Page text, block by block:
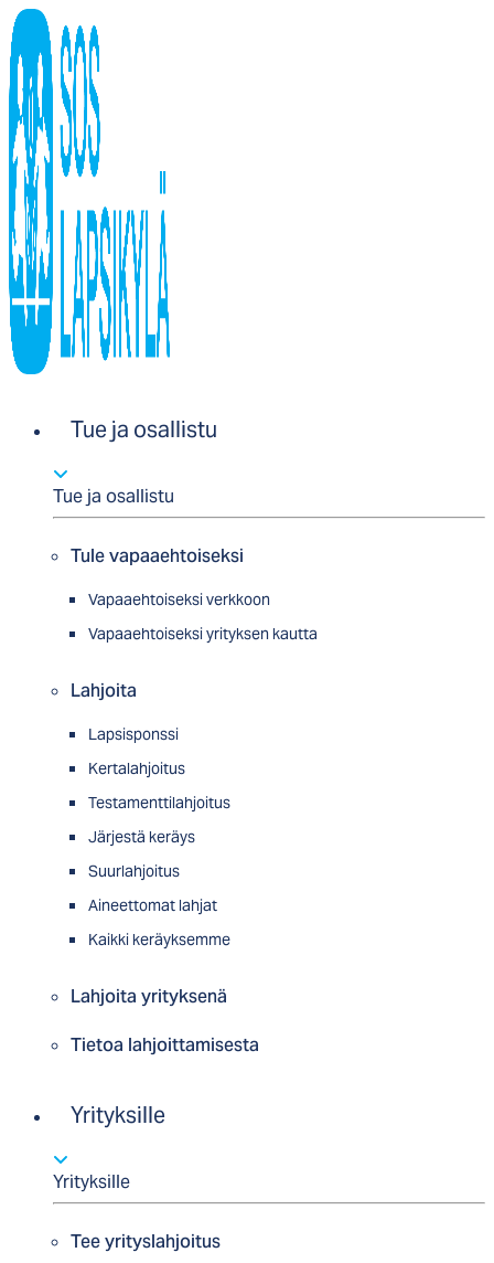
Tue ja osallistu
Tue ja osallistu
Tule vapaaehtoiseksi
Vapaaehtoiseksi verkkoon
Vapaaehtoiseksi yrityksen kautta
Lahjoita
Lapsisponssi
Kertalahjoitus
Testamenttilahjoitus
Järjestä keräys
Suurlahjoitus
Aineettomat lahjat
Kaikki keräyksemme
Lahjoita yrityksenä
Tietoa lahjoittamisesta
Yrityksille
Yrityksille
Tee yrityslahjoitus